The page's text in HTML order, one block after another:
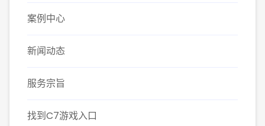
案例中心
新闻动态
服务宗旨
找到C7游戏入口